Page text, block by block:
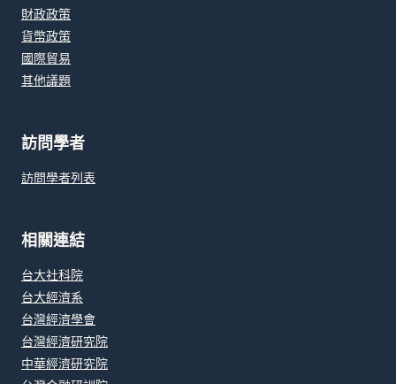
財政政策
貨幣政策
國際貿易
其他議題
訪問學者
訪問學者列表
相關連結
台大社科院
台大經濟系
台灣經濟學會
台灣經濟研究院
中華經濟研究院